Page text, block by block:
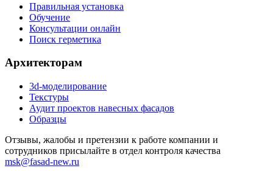
Правильная установка
Обучение
Консультации онлайн
Поиск герметика
Архитекторам
3d-моделирование
Текстуры
Аудит проектов навесных фасадов
Образцы
Отзывы, жалобы и претензии к работе компании и
сотрудников присылайте в отдел контроля качества
msk@fasad-new.ru